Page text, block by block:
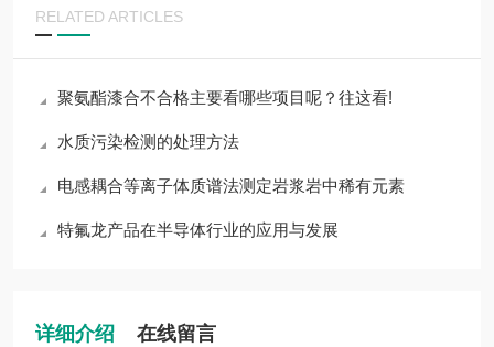
RELATED ARTICLES
聚氨酯漆合不合格主要看哪些项目呢？往这看!
水质污染检测的处理方法
电感耦合等离子体质谱法测定岩浆岩中稀有元素
特氟龙产品在半导体行业的应用与发展
详细介绍 在线留言